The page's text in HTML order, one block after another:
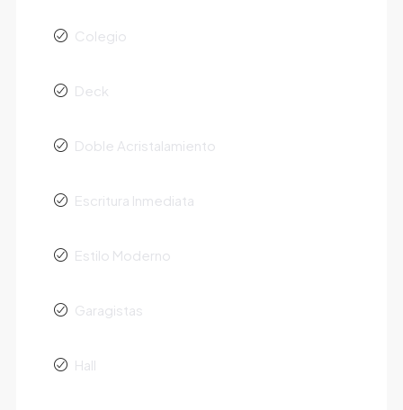
Colegio
Deck
Doble Acristalamiento
Escritura Inmediata
Estilo Moderno
Garagistas
Hall